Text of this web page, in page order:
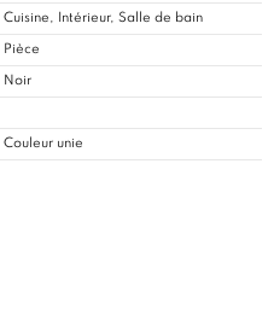
Cuisine, Intérieur, Salle de bain
Pièce
Noir
Couleur unie